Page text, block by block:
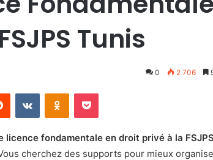
Tunis
0 2 706
Reddit VKontakteOdnoklassniki
Pocket
licence fondamentale en droit privé à la
cherchez des supports pour mieux